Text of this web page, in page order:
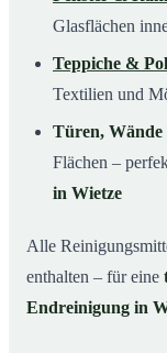
Glasflächen
Teppiche &
Textilien und
Türen,
Flächen –
in Wietze
Alle
enthalten – für eine
Endreinigung in